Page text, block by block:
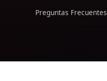
Preguntas Frecuentes